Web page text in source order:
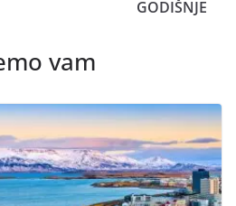
GODIŠNJE
vam